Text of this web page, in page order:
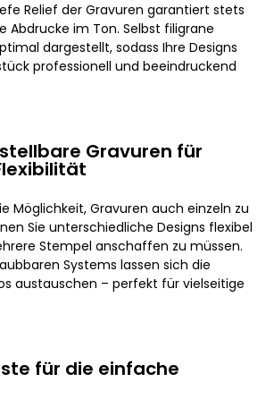
Relief der Gravuren garantiert stets
Abdrucke im Ton. Selbst filigrane
dargestellt, sodass Ihre Designs
professionell und beeindruckend
Gravuren für
Möglichkeit, Gravuren auch einzeln zu
Sie unterschiedliche Designs flexibel
Stempel anschaffen zu müssen.
Systems lassen sich die
austauschen – perfekt für vielseitige
für die einfache